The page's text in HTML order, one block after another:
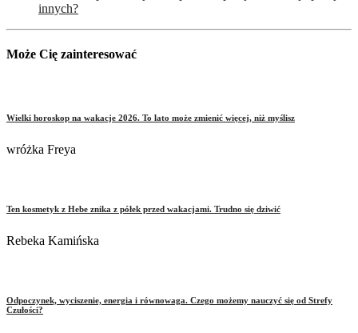
innych?
Może Cię zainteresować
Wielki horoskop na wakacje 2026. To lato może zmienić więcej, niż myślisz
wróżka Freya
Ten kosmetyk z Hebe znika z półek przed wakacjami. Trudno się dziwić
Rebeka Kamińska
Odpoczynek, wyciszenie, energia i równowaga. Czego możemy nauczyć się od Strefy
Czułości?